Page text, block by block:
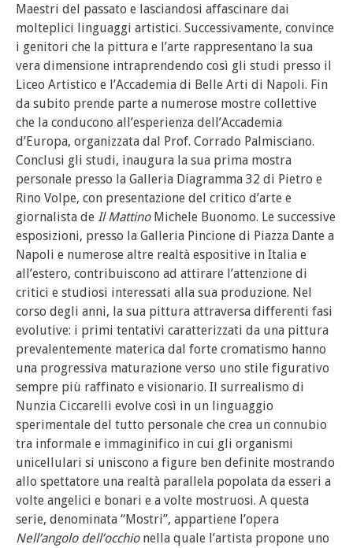
Maestri del passato e lasciandosi affascinare dai
molteplici linguaggi artistici. Successivamente, convince
i genitori che la pittura e l’arte rappresentano la sua
vera dimensione intraprendendo così gli studi presso il
Liceo Artistico e l’Accademia di Belle Arti di Napoli. Fin
da subito prende parte a numerose mostre collettive
che la conducono all’esperienza dell’Accademia
d’Europa, organizzata dal Prof. Corrado Palmisciano.
Conclusi gli studi, inaugura la sua prima mostra
personale presso la Galleria Diagramma 32 di Pietro e
Rino Volpe, con presentazione del critico d’arte e
giornalista de Il Mattino Michele Buonomo. Le successive
esposizioni, presso la Galleria Pincione di Piazza Dante a
Napoli e numerose altre realtà espositive in Italia e
all’estero, contribuiscono ad attirare l’attenzione di
critici e studiosi interessati alla sua produzione. Nel
corso degli anni, la sua pittura attraversa differenti fasi
evolutive: i primi tentativi caratterizzati da una pittura
prevalentemente materica dal forte cromatismo hanno
una progressiva maturazione verso uno stile figurativo
sempre più raffinato e visionario. Il surrealismo di
Nunzia Ciccarelli evolve così in un linguaggio
sperimentale del tutto personale che crea un connubio
tra informale e immaginifico in cui gli organismi
unicellulari si uniscono a figure ben definite mostrando
allo spettatore una realtà parallela popolata da esseri a
volte angelici e bonari e a volte mostruosi. A questa
serie, denominata “Mostri”, appartiene l’opera
Nell’angolo dell’occhio nella quale l’artista propone uno